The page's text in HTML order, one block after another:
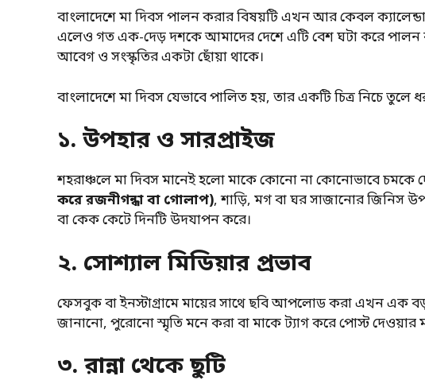
বাংলাদেশে মা দিবস পালন করার বিষয়টি এখন আর কেবল
এলেও গত এক-দেড় দশকে আমাদের দেশে এটি বেশ ঘটা করে পালন
আবেগ ও সংস্কৃতির একটা ছোঁয়া থাকে।
বাংলাদেশে মা দিবস যেভাবে পালিত হয়, তার একটি চিত্র নিচে তুলে
১. উপহার ও সারপ্রাইজ
শহরাঞ্চলে মা দিবস মানেই হলো মাকে কোনো না কোনোভাবে চমকে
করে রজনীগন্ধা বা গোলাপ), শাড়ি, মগ বা ঘর সাজানোর জিনিস
বা কেক কেটে দিনটি উদযাপন করে।
২. সোশ্যাল মিডিয়ার প্রভাব
ফেসবুক বা ইনস্টাগ্রামে মায়ের সাথে ছবি আপলোড করা এখন এক বড়
জানানো, পুরোনো স্মৃতি মনে করা বা মাকে ট্যাগ করে পোস্ট
৩. রান্না থেকে ছুটি